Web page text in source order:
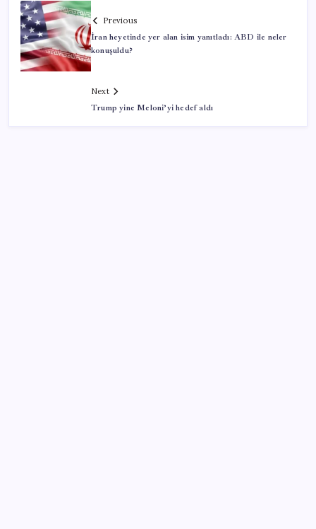
Previous
İran heyetinde yer alan isim yanıtladı: ABD ile neler
konuşuldu?
Next
Trump yine Meloni’yi hedef aldı